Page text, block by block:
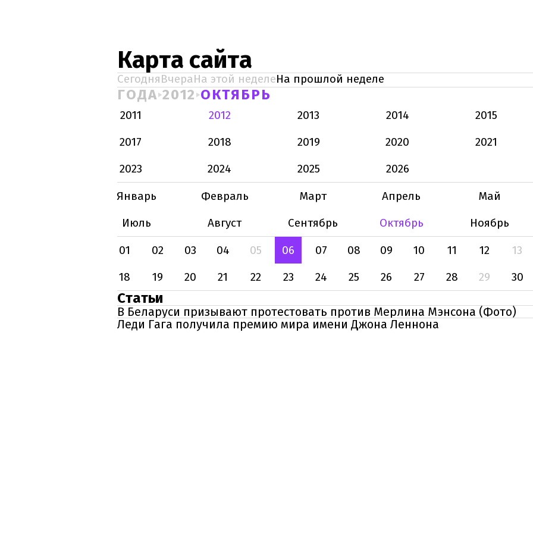
Карта сайта
СегодняВчераНа этой неделеНа прошлой неделе
ГОДА 2012 ОКТЯБРЬ
2011 2012 2013 2014
2015
2017
2018 2019 2020
2021
2023
2024 2025
2026
Январь
Февраль Март Апрель
Май
Июль
Август Сентябрь Октябрь
Ноябрь
01
02 03 04 05 06 07 08 09 10 11 12
13
18
19 20 21 22 23 24 25 26 27 28 29 30
Статьи
В Беларуси призывают протестовать против Мерлина Мэнсона (Фото)
Леди Гага получила премию мира имени Джона Леннона